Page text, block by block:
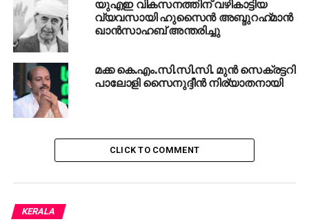
ചെയ്തു
വ്യവസായി ഹുസൈൻ അബ്ദുറഹ്‌മാൻ
ഖാൻസാഹബ് അന്തരിച്ചു
മക്ക കെ.എം.സി.സി.സി. മുന്‍ സെക്രട്ടറി
പാലോളി സൈനുദ്ദീന്‍ നിര്യാതനായി
CLICK TO COMMENT
KERALA